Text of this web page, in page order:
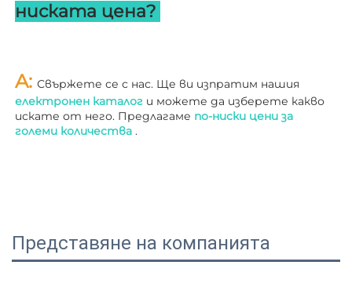
ниската цена?
A:
електронен каталог и можете да изберете какво
искате от него. Предлагаме по-ниски цени за
големи количества .
Представяне на компанията